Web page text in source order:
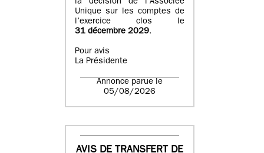
la décision de l’Associée
Unique sur les comptes de
l’exercice clos le
31 décembre 2029.
Pour avis
La Présidente
Annonce parue le
05/08/2026
AVIS DE TRANSFERT DE